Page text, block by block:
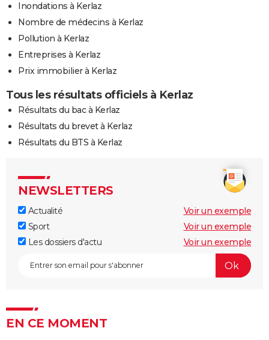
Inondations à Kerlaz
Nombre de médecins à Kerlaz
Pollution à Kerlaz
Entreprises à Kerlaz
Prix immobilier à Kerlaz
Tous les résultats officiels à Kerlaz
Résultats du bac à Kerlaz
Résultats du brevet à Kerlaz
Résultats du BTS à Kerlaz
NEWSLETTERS
Actualité
Voir un exemple
Sport
Voir un exemple
Les dossiers d'actu
Voir un exemple
EN CE MOMENT